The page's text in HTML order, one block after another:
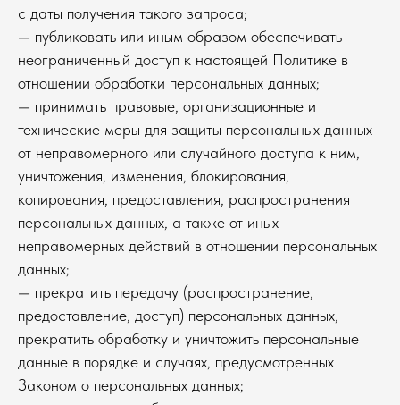
с даты получения такого запроса;
— публиковать или иным образом обеспечивать
неограниченный доступ к настоящей Политике в
отношении обработки персональных данных;
— принимать правовые, организационные и
технические меры для защиты персональных данных
от неправомерного или случайного доступа к ним,
уничтожения, изменения, блокирования,
копирования, предоставления, распространения
персональных данных, а также от иных
неправомерных действий в отношении персональных
данных;
— прекратить передачу (распространение,
предоставление, доступ) персональных данных,
прекратить обработку и уничтожить персональные
данные в порядке и случаях, предусмотренных
Законом о персональных данных;